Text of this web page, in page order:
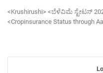
<Krushirushi> <ಬೆಳೆವಿಮೆ ಸ್ಟೇಟಸ್
<Cropinsurance Status through